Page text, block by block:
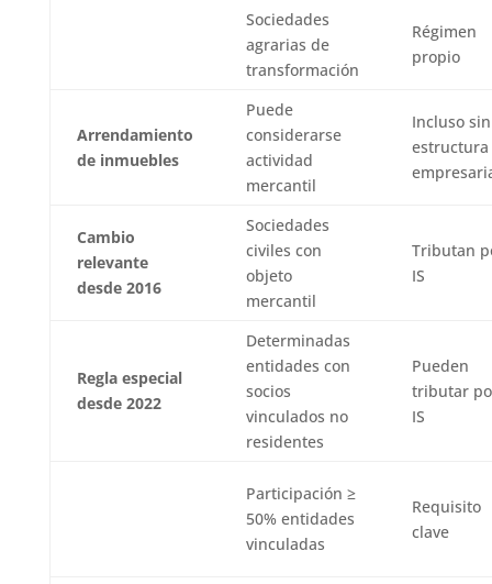
Sociedades
agrarias de
transformación
Régimen
propio
Arrendamiento
de inmuebles
Puede
considerarse
actividad
mercantil
Incluso sin
estructura
Cambio
relevante
desde 2016
Sociedades
civiles con
objeto
mercantil
Tributan
IS
Regla especial
desde 2022
Determinadas
entidades con
socios
vinculados no
residentes
Pueden
tributar
IS
Participación ≥
50% entidades
vinculadas
Requisito
clave